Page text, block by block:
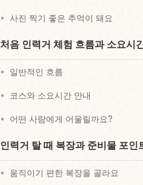
사진 찍기 좋은 추억이 돼요
처음 인력거 체험 흐름과 소요시
일반적인 흐름
코스와 소요시간 안내
어떤 사람에게 어울릴까요?
인력거 탈 때 복장과 준비물 포인
움직이기 편한 복장을 골라요